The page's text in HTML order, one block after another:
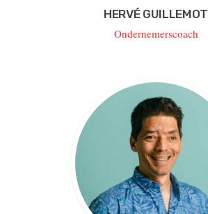
HERVÉ GUILLEMOT
Ondernemerscoach